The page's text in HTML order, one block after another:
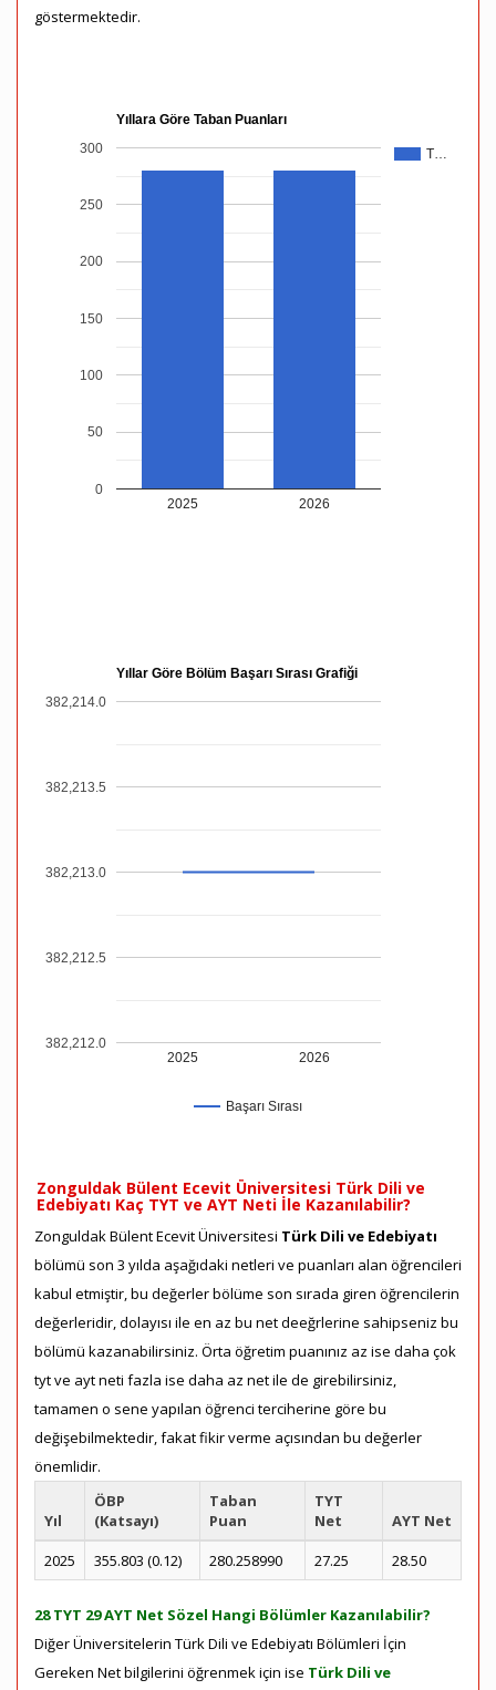
göstermektedir.
Yıllara Göre Taban Puanları
T…
2025 2026
0
50
100
150
200
250
300
Yıllar Göre Bölüm Başarı Sırası Grafiği
Başarı Sırası
2025 2026
382,212.0
382,212.5
382,213.0
382,213.5
382,214.0
Zonguldak Bülent Ecevit Üniversitesi Türk Dili ve
Edebiyatı Kaç TYT ve AYT Neti İle Kazanılabilir?
Zonguldak Bülent Ecevit Üniversitesi Türk Dili ve Edebiyatı
bölümü son 3 yılda aşağıdaki netleri ve puanları alan öğrencileri
kabul etmiştir, bu değerler bölüme son sırada giren öğrencilerin
değerleridir, dolayısı ile en az bu net deeğrlerine sahipseniz bu
bölümü kazanabilirsiniz. Örta öğretim puanınız az ise daha çok
tyt ve ayt neti fazla ise daha az net ile de girebilirsiniz,
tamamen o sene yapılan öğrenci terciherine göre bu
değişebilmektedir, fakat fikir verme açısından bu değerler
önemlidir.
Yıl
ÖBP
(Katsayı)
Taban
Puan
TYT
Net
AYT Net
2025
355.803 (0.12) 280.258990 27.25 28.50
28 TYT 29 AYT Net Sözel Hangi Bölümler Kazanılabilir?
Diğer Üniversitelerin Türk Dili ve Edebiyatı Bölümleri İçin
Gereken Net bilgilerini öğrenmek için ise Türk Dili ve